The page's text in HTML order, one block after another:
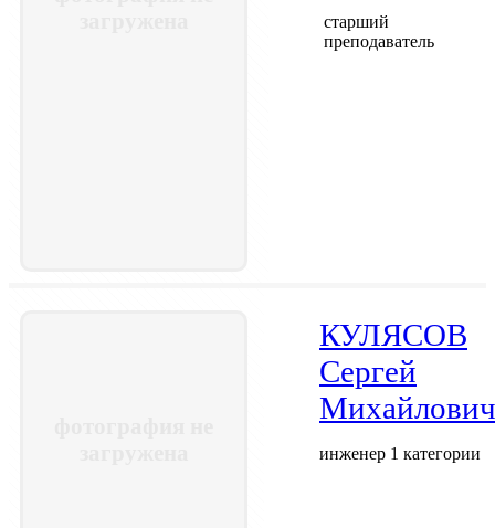
старший
преподаватель
КУЛЯСОВ
Сергей
Михайлович
инженер 1 категории